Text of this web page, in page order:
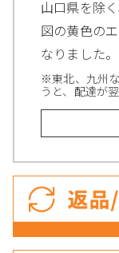
山口県を除
図の黄色の
なりました。
※東北、九州
うと、配達が